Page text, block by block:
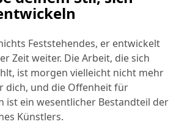
Feststehendes, er entwickelt
Zeit weiter. Die Arbeit, die sich
ist morgen vielleicht nicht mehr
dich, und die Offenheit für
ist ein wesentlicher Bestandteil der
Künstlers.